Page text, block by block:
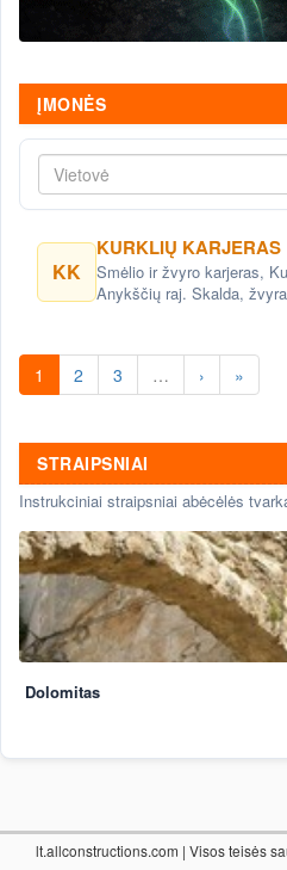
ĮMONĖS
Vietovė
KK
KURKLIŲ KARJERAS
Smėlio ir žvyro karjeras,
Anykščių raj. Skalda,
gerbūvio elementams.
skalda, žvirgždas, smėlis,
1 2 3 … › »
STRAIPSNIAI
Instrukciniai straipsniai abėcėlės
Dolomitas
lt.allconstructions.com | Visos teisės